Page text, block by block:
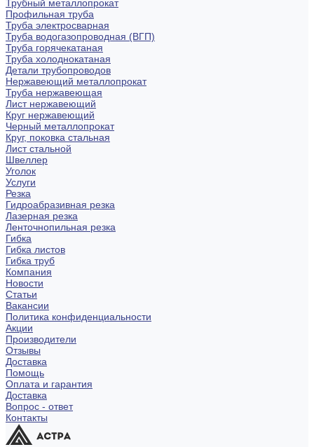
Трубный металлопрокат
Профильная труба
Труба электросварная
Труба водогазопроводная (ВГП)
Труба горячекатаная
Труба холоднокатаная
Детали трубопроводов
Нержавеющий металлопрокат
Труба нержавеющая
Лист нержавеющий
Круг нержавеющий
Черный металлопрокат
Круг, поковка стальная
Лист стальной
Швеллер
Уголок
Услуги
Резка
Гидроабразивная резка
Лазерная резка
Ленточнопильная резка
Гибка
Гибка листов
Гибка труб
Компания
Новости
Статьи
Вакансии
Политика конфиденциальности
Акции
Производители
Отзывы
Доставка
Помощь
Оплата и гарантия
Доставка
Вопрос - ответ
Контакты